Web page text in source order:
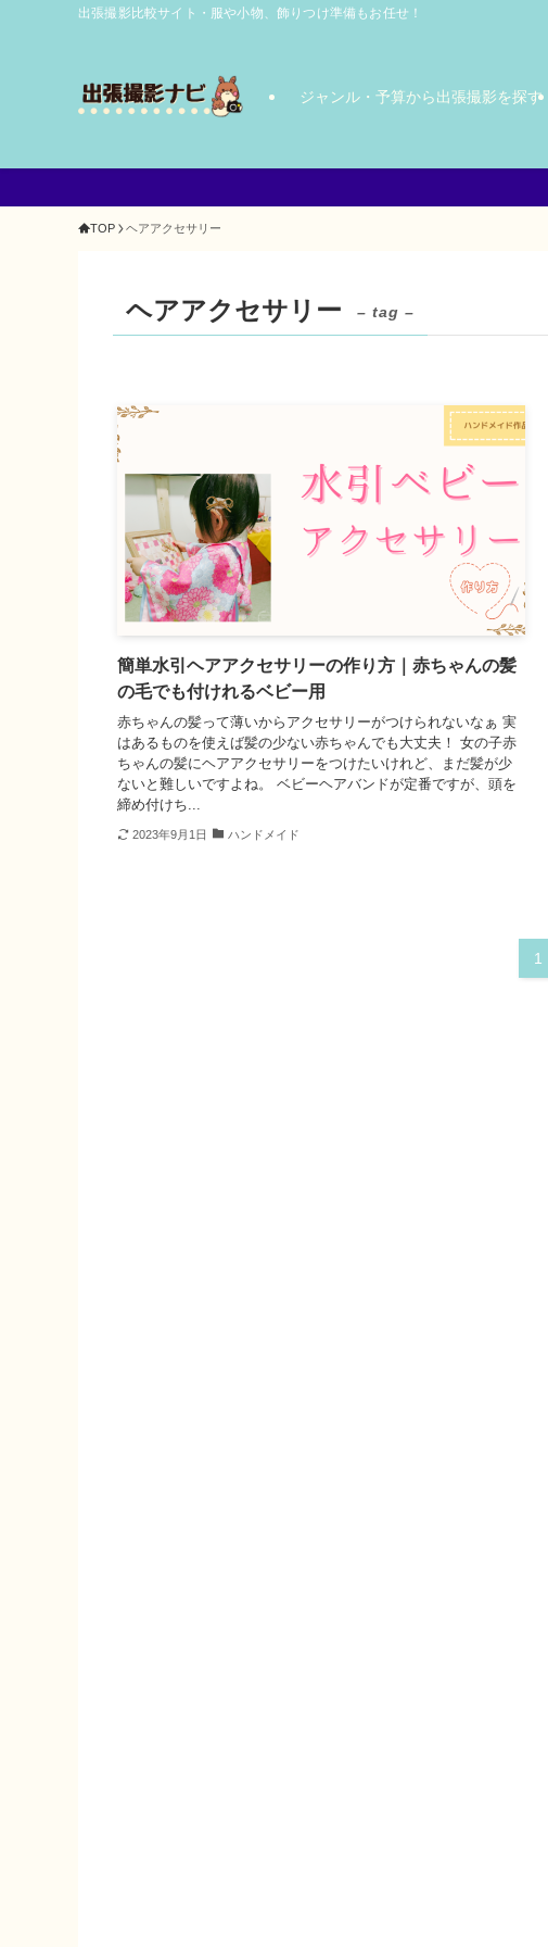
出張撮影比較サイト・服や小物、飾りつけ準備もお任せ！
ジャンル・予算から出張撮影を探す
TOP ヘアアクセサリー
ヘアアクセサリー – tag –
簡単水引ヘアアクセサリーの作り方｜赤ちゃんの髪
の毛でも付けれるベビー用
赤ちゃんの髪って薄いからアクセサリーがつけられないなぁ 実
はあるものを使えば髪の少ない赤ちゃんでも大丈夫！ 女の子赤
ちゃんの髪にヘアアクセサリーをつけたいけれど、まだ髪が少
ないと難しいですよね。 ベビーヘアバンドが定番ですが、頭を
締め付けち...
2023年9月1日 ハンドメイド
1